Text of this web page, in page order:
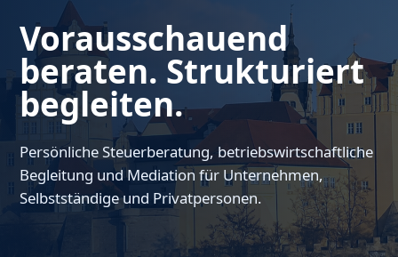
Vorausschauend
beraten. Strukturiert
begleiten.
Persönliche Steuerberatung, betriebswirtschaftliche
Begleitung und Mediation für Unternehmen,
Selbstständige und Privatpersonen.